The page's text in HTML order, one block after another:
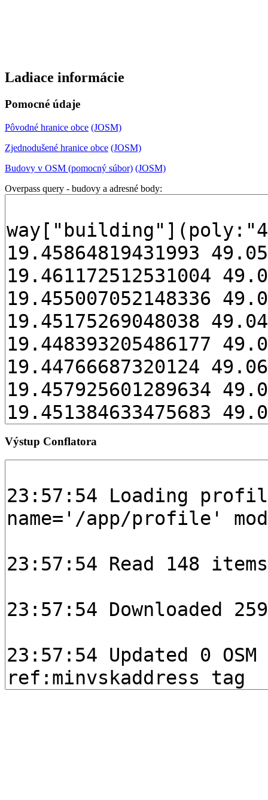
Ladiace informácie
Pomocné údaje
Pôvodné hranice obce (JOSM)
Zjednodušené hranice obce (JOSM)
Budovy v OSM (pomocný súbor) (JOSM)
Overpass query - budovy a adresné body:
Výstup Conflatora